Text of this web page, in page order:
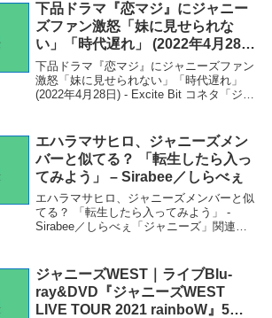
ジャニーズ事務所を真正面からディ...
下品ドラマ『恋マジ』にジャニー
ズファン激怒「妹に見せられな
い」「時代遅れ」 (2022年4月28
日) – Excite Bit コネタ
下品ドラマ『恋マジ』にジャニーズファン
激怒「妹に見せられない」「時代遅れ」
(2022年4月28日) - Excite Bit コネタ「ジャ
い」「時代遅れ」 (202...
エハラマサヒロ、ジャニーズメン
バーと似てる？ 「転生したら入っ
てみよう」 – Sirabee／しらべぇ
エハラマサヒロ、ジャニーズメンバーと似
てる？ 「転生したら入ってみよう」 -
Sirabee／しらべぇ「ジャニーズ」関連商
Sirabee／しらべぇ エハラマサヒ...
ジャニーズWEST｜ライブBlu-
ray&DVD『ジャニーズWEST
LIVE TOUR 2021 rainboW』5月